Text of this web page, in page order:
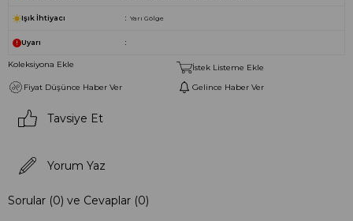
Işık İhtiyacı Yarı Gölge
Uyarı
Koleksiyona Ekle
İstek Listeme Ekle
Fiyat Düşünce Haber Ver
Gelince Haber Ver
Tavsiye Et
Yorum Yaz
Sorular (0) ve Cevaplar (0)